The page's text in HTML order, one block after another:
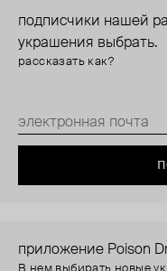
подписчики нашей
украшения выбрать.
рассказать как?
приложение Poison
В нем выбирать новые